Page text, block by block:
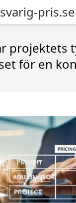
pris.se
projektets
för en